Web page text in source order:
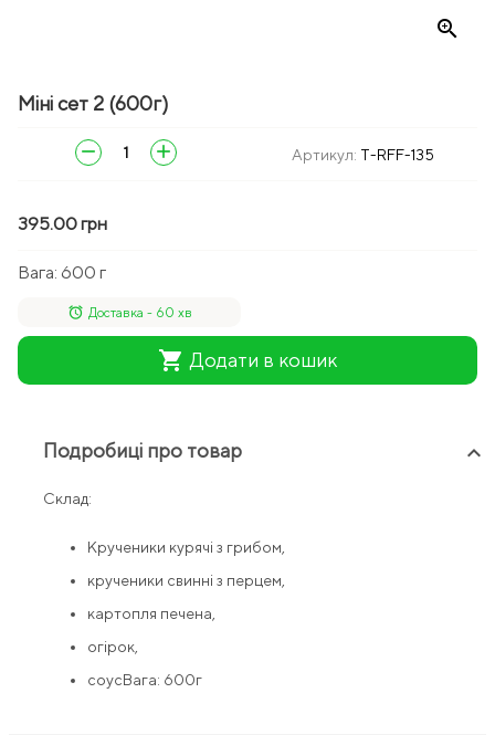
zoom_in
Міні сет 2 (600г)
remove add Артикул: T-RFF-135
395.00 грн
Вага: 600 г
alarm Доставка - 60 хв
shopping_cart Додати в кошик
Подробиці про товар keyboard_arrow_up
Склад:
Крученики курячі з грибом,
крученики свинні з перцем,
картопля печена,
огірок,
соусВага: 600г